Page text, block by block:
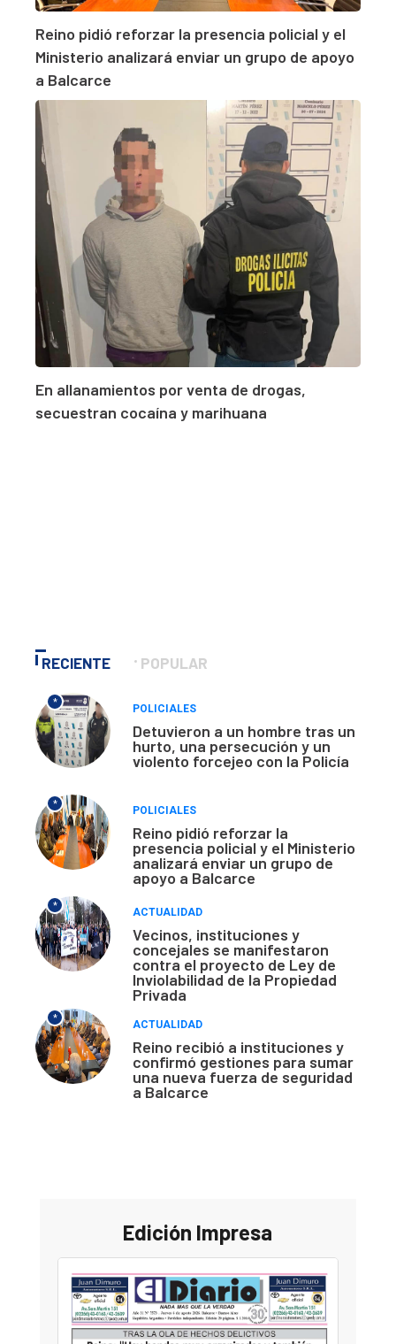
Reino pidió reforzar la presencia policial y el
Ministerio analizará enviar un grupo de apoyo
a Balcarce
En allanamientos por venta de drogas,
secuestran cocaína y marihuana
RECIENTE POPULAR
*
POLICIALES
Detuvieron a un hombre tras un
hurto, una persecución y un
violento forcejeo con la Policía
*
POLICIALES
Reino pidió reforzar la
presencia policial y el Ministerio
analizará enviar un grupo de
apoyo a Balcarce
*
ACTUALIDAD
Vecinos, instituciones y
concejales se manifestaron
contra el proyecto de Ley de
Inviolabilidad de la Propiedad
Privada
*
ACTUALIDAD
Reino recibió a instituciones y
confirmó gestiones para sumar
una nueva fuerza de seguridad
a Balcarce
Edición Impresa